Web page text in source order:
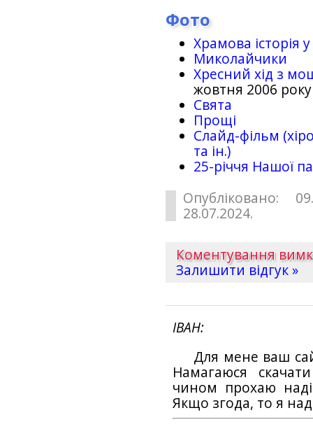
Фото
Храмова історія
Миколайчики
Хресний хід з
жовтня 2006 року
Свята
Прощі
Слайд-фільм
та ін.)
25-рiччя Нашої
Опубліковано:
28.07.2024.
Коментування
Залишити відгук »
ІВАН
Для мене ваш
Намагаюся
чином прохаю
Якщо згода, то я